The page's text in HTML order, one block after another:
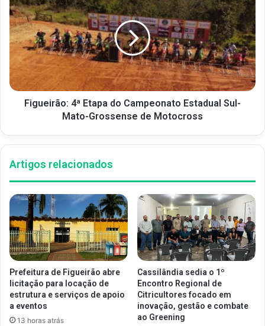
Figueirão: 4ª Etapa do Campeonato Estadual Sul-
Mato-Grossense de Motocross
Artigos relacionados
Prefeitura de Figueirão abre
licitação para locação de
estrutura e serviços de apoio
a eventos
13 horas atrás
Cassilândia sedia o 1º
Encontro Regional de
Citricultores focado em
inovação, gestão e combate
ao Greening